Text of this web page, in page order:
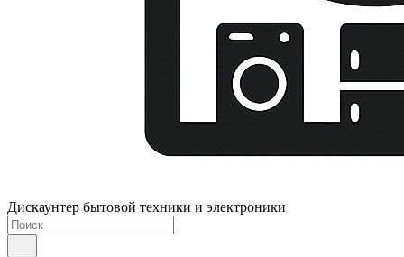
Дискаунтер бытовой техники и электроники